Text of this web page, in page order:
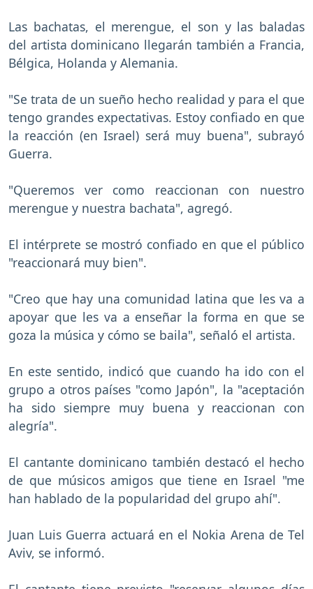
Las bachatas, el merengue, el son y las baladas
del artista dominicano llegarán también a Francia,
Bélgica, Holanda y Alemania.
"Se trata de un sueño hecho realidad y para el que
tengo grandes expectativas. Estoy confiado en que
la reacción (en Israel) será muy buena", subrayó
Guerra.
"Queremos ver como reaccionan con nuestro
merengue y nuestra bachata", agregó.
El intérprete se mostró confiado en que el público
"reaccionará muy bien".
"Creo que hay una comunidad latina que les va a
apoyar que les va a enseñar la forma en que se
goza la música y cómo se baila", señaló el artista.
En este sentido, indicó que cuando ha ido con el
grupo a otros países "como Japón", la "aceptación
ha sido siempre muy buena y reaccionan con
alegría".
El cantante dominicano también destacó el hecho
de que músicos amigos que tiene en Israel "me
han hablado de la popularidad del grupo ahí".
Juan Luis Guerra actuará en el Nokia Arena de Tel
Aviv, se informó.